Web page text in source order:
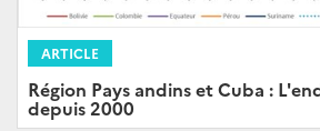
ARTICLE
Région Pays andins et Cuba :
depuis 2000